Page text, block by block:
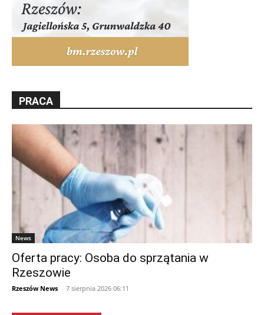
PRACA
News
Oferta pracy: Osoba do sprzątania w
Rzeszowie
Rzeszów News - 7 sierpnia 2026 06:11